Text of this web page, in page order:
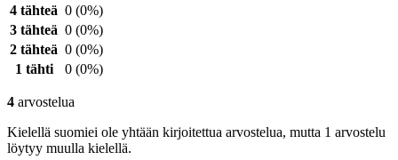
4 tähteä 0 (0%)
3 tähteä 0 (0%)
2 tähteä 0 (0%)
1 tähti
0 (0%)
4 arvostelua
Kielellä suomiei ole yhtään kirjoitettua arvostelua, mutta 1 arvostelu
löytyy muulla kielellä.